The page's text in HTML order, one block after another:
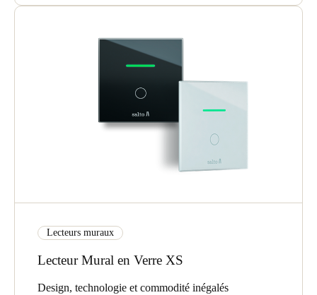
Lecteurs muraux
Lecteur Mural en Verre XS
Design, technologie et commodité inégalés